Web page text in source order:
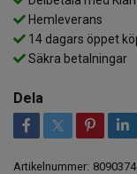
Hemleverans
14 dagars öppet
Säkra betalningar
Dela
Artikelnummer: 8090374